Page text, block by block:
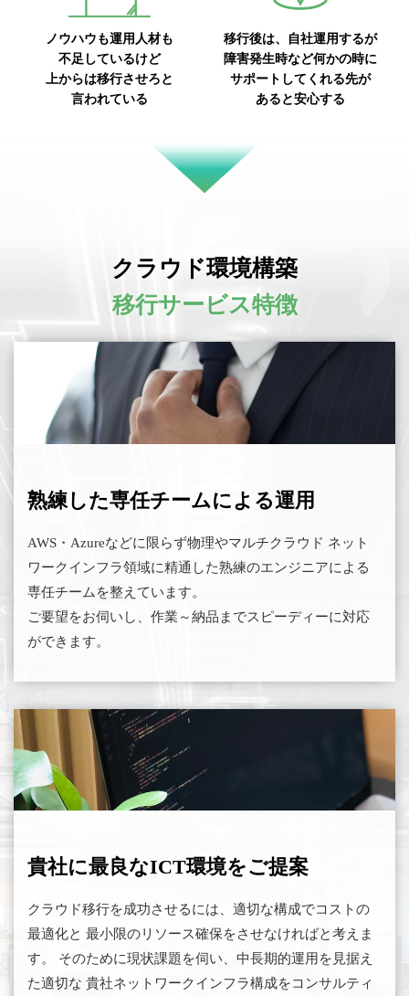
ノウハウも運用人材も
不足しているけど
上からは移行させろと
言われている
移行後は、自社運用するが
障害発生時など何かの時に
サポートしてくれる先が
あると安心する
クラウド環境構築
移行サービス特徴
熟練した専任チームによる運用
AWS・Azureなどに限らず物理やマルチクラウド ネット
ワークインフラ領域に精通した熟練のエンジニアによる
専任チームを整えています。
ご要望をお伺いし、作業～納品までスピーディーに対応
ができます。
貴社に最良なICT環境をご提案
クラウド移行を成功させるには、適切な構成でコストの
最適化と 最小限のリソース確保をさせなければと考えま
す。 そのために現状課題を伺い、中長期的運用を見据え
た適切な 貴社ネットワークインフラ構成をコンサルティ